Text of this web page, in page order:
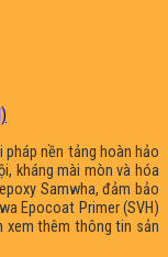
pháp nền tảng hoàn hảo
kháng mài mòn và hóa
Samwha, đảm bảo
Epocoat Primer (SVH)
xem thêm thông tin sản